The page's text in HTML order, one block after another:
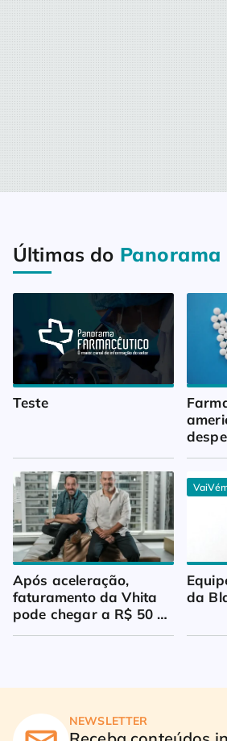
Últimas do Panorama
Teste
Após aceleração,
faturamento da Vhita
pode chegar a R$ 50
milhões
da
NEWSLETTER